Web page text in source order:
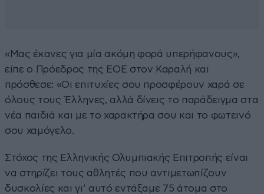
«Μας έκανες για μία ακόμη φορά υπερήφανους»,
είπε ο Πρόεδρος της ΕΟΕ στον Καραλή και
πρόσθεσε: «Οι επιτυχίες σου προσφέρουν χαρά σε
όλους τους Έλληνες, αλλά δίνεις το παράδειγμα στα
νέα παιδιά και με το χαρακτήρα σου και το φωτεινό
σου χαμόγελο.
Στόχος της Ελληνικής Ολυμπιακής Επιτροπής είναι
να στηρίζει τους αθλητές που αντιμετωπίζουν
δυσκολίες και γι’ αυτό εντάξαμε 75 άτομα στο